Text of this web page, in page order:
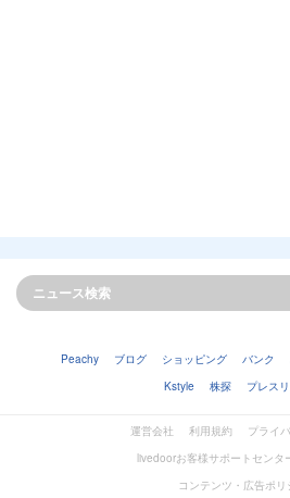
Peachy ブログ ショッピング バンク
Kstyle
株探 プレス
運営会社 利用規約
プライ
livedoorお客様サポートセンタ
コンテンツ・広告ポリ